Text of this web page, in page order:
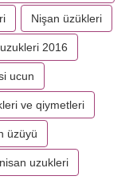
Nişan üzükleri
2016
ucun
ve qiymetleri
üzüyü
uzukleri